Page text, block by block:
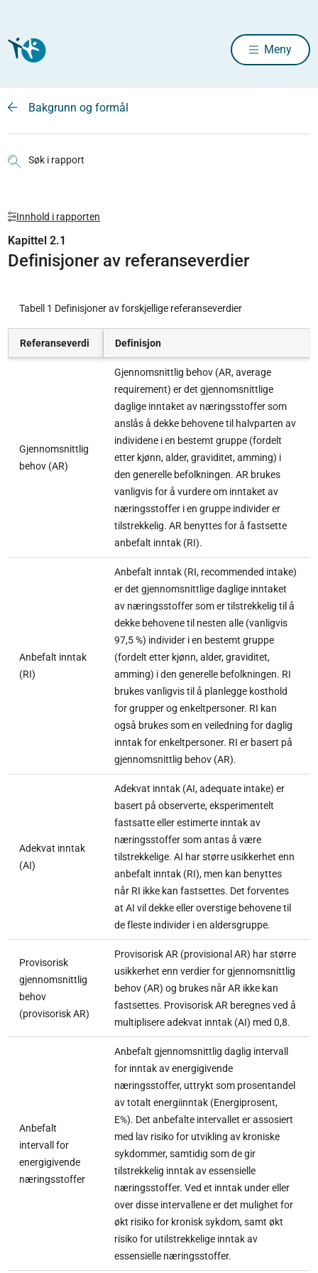
Meny
Bakgrunn og formål
Søk i rapport
Innhold i rapporten
Kapittel 2.1
Definisjoner av referanseverdier
Tabell 1 Definisjoner av forskjellige referanseverdier
Referanseverdi Definisjon
Gjennomsnittlig
behov (AR)
Gjennomsnittlig behov (AR, average
requirement) er det gjennomsnittlige
daglige inntaket av næringsstoffer som
anslås å dekke behovene til halvparten av
individene i en bestemt gruppe (fordelt
etter kjønn, alder, graviditet, amming) i
den generelle befolkningen. AR brukes
vanligvis for å vurdere om inntaket av
næringsstoffer i en gruppe individer er
tilstrekkelig. AR benyttes for å fastsette
anbefalt inntak (RI).
Anbefalt inntak
(RI)
Anbefalt inntak (RI, recommended intake)
er det gjennomsnittlige daglige inntaket
av næringsstoffer som er tilstrekkelig til å
dekke behovene til nesten alle (vanligvis
97,5 %) individer i en bestemt gruppe
(fordelt etter kjønn, alder, graviditet,
amming) i den generelle befolkningen. RI
brukes vanligvis til å planlegge kosthold
for grupper og enkeltpersoner. RI kan
også brukes som en veiledning for daglig
inntak for enkeltpersoner. RI er basert på
gjennomsnittlig behov (AR).
Adekvat inntak
(AI)
Adekvat inntak (AI, adequate intake) er
basert på observerte, eksperimentelt
fastsatte eller estimerte inntak av
næringsstoffer som antas å være
tilstrekkelige. AI har større usikkerhet enn
anbefalt inntak (RI), men kan benyttes
når RI ikke kan fastsettes. Det forventes
at AI vil dekke eller overstige behovene til
de fleste individer i en aldersgruppe.
Provisorisk
gjennomsnittlig
behov
(provisorisk AR)
Provisorisk AR (provisional AR) har større
usikkerhet enn verdier for gjennomsnittlig
behov (AR) og brukes når AR ikke kan
fastsettes. Provisorisk AR beregnes ved å
multiplisere adekvat inntak (AI) med 0,8.
Anbefalt
intervall for
energigivende
næringsstoffer
Anbefalt gjennomsnittlig daglig intervall
for inntak av energigivende
næringsstoffer, uttrykt som prosentandel
av totalt energiinntak (Energiprosent,
E%). Det anbefalte intervallet er assosiert
med lav risiko for utvikling av kroniske
sykdommer, samtidig som de gir
tilstrekkelig inntak av essensielle
næringsstoffer. Ved et inntak under eller
over disse intervallene er det mulighet for
økt risiko for kronisk sykdom, samt økt
risiko for utilstrekkelige inntak av
essensielle næringsstoffer.